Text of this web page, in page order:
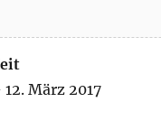
März 2017